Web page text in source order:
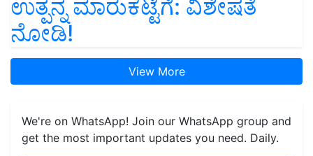
ಉತ್ಪನ್ನ ಮಾರುಕಟ್ಟೆಗೆ: ವಿಶೇಷತೆ
ನೋಡಿ!
View More
We're on WhatsApp! Join our WhatsApp group and
get the most important updates you need. Daily.